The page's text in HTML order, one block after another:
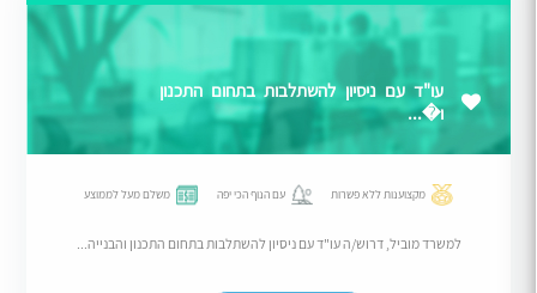
עו"ד עם ניסיון להשתלבות בתחום התכנון
ו�...
מקצוענות ללא פשרות עם הנוף הכי יפה משלם מעל לממוצע
למשרד מוביל, דרוש/ה עו"ד עם ניסיון להשתלבות בתחום התכנון והבנייה...